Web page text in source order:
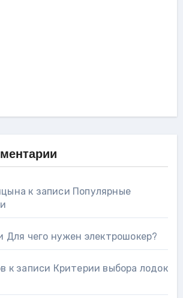
к записи Популярные
Для чего нужен электрошокер?
к записи Критерии выбора лодок